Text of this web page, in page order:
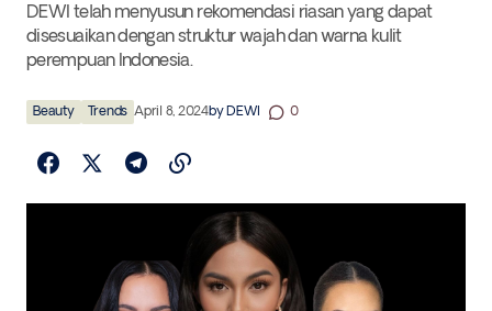
DEWI telah menyusun rekomendasi riasan yang dapat
disesuaikan dengan struktur wajah dan warna kulit
perempuan Indonesia.
Beauty Trends April 8, 2024byDEWI 0